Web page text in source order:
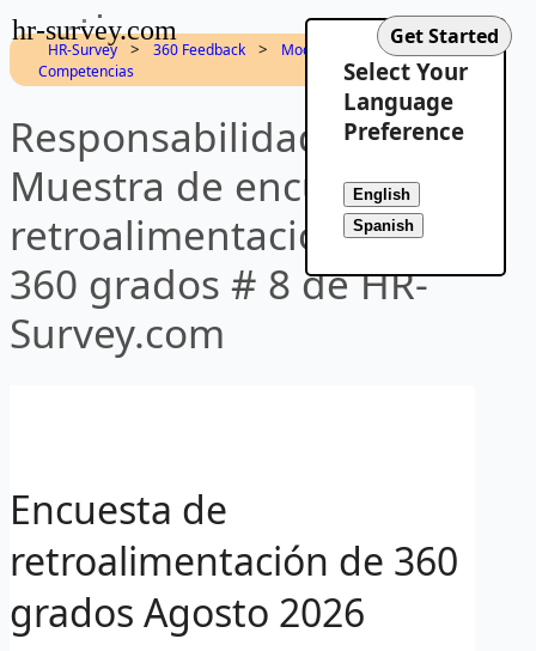
hr-survey.com
HR-Survey > 360 Feedback >
Modelo de
Competencias
Responsabilidad -
Muestra de encuesta de
retroalimentación de
360 grados # 8 de HR-
Survey.com
Select Your
Language
Preference
Encuesta de
retroalimentación de 360
grados Agosto 2026